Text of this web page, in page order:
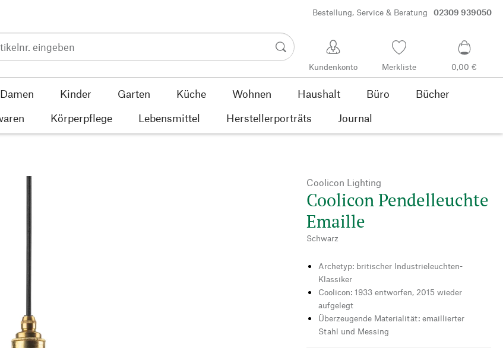
Bestellung, Service & Beratung 02309 939050
Kundenkonto Merkliste 0,00 €
Damen Kinder Garten Küche Wohnen Haushalt Büro
Bücher
Körperpflege Lebensmittel Herstellerporträts Journal
Coolicon Lighting
Coolicon Pendelleuchte
Emaille
Schwarz
Archetyp: britischer Industrieleuchten-
Klassiker
Coolicon: 1933 entworfen, 2015 wieder
aufgelegt
Überzeugende Materialität: emaillierter
Stahl und Messing